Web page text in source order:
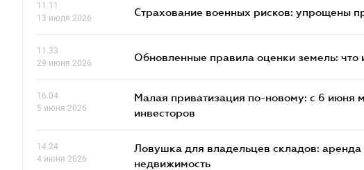
11.11
13 июля 2026
Страхование военных рисков: упрощены
11.33
29 июня 2026
Обновленные правила оценки земель: что
16.04
5 июня 2026
Малая приватизация по-новому: с 6 июня
инвесторов
14.24
4 июня 2026
Ловушка для владельцев складов: аренда
недвижимость